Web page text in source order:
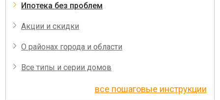
Ипотека без проблем
Акции и скидки
О районах города и области
Все типы и серии домов
все пошаговые инструкции